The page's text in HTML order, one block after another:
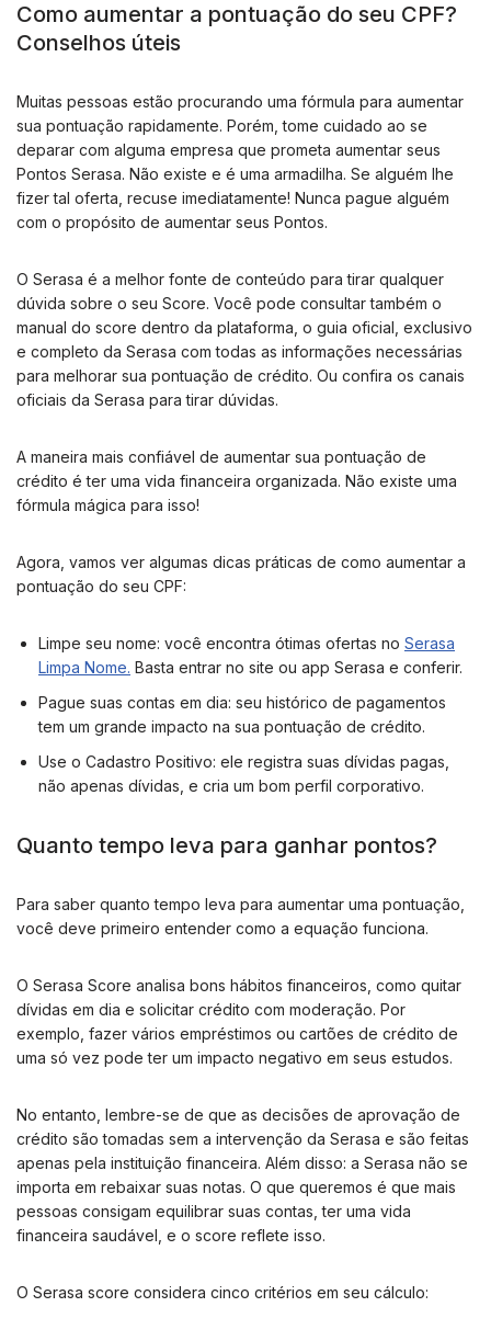
Como aumentar a pontuação do seu CPF?
Conselhos úteis
Muitas pessoas estão procurando uma fórmula para aumentar
sua pontuação rapidamente. Porém, tome cuidado ao se
deparar com alguma empresa que prometa aumentar seus
Pontos Serasa. Não existe e é uma armadilha. Se alguém lhe
fizer tal oferta, recuse imediatamente! Nunca pague alguém
com o propósito de aumentar seus Pontos.
O Serasa é a melhor fonte de conteúdo para tirar qualquer
dúvida sobre o seu Score. Você pode consultar também o
manual do score dentro da plataforma, o guia oficial, exclusivo
e completo da Serasa com todas as informações necessárias
para melhorar sua pontuação de crédito. Ou confira os canais
oficiais da Serasa para tirar dúvidas.
A maneira mais confiável de aumentar sua pontuação de
crédito é ter uma vida financeira organizada. Não existe uma
fórmula mágica para isso!
Agora, vamos ver algumas dicas práticas de como aumentar a
pontuação do seu CPF:
Limpe seu nome: você encontra ótimas ofertas no Serasa
Limpa Nome. Basta entrar no site ou app Serasa e conferir.
Pague suas contas em dia: seu histórico de pagamentos
tem um grande impacto na sua pontuação de crédito.
Use o Cadastro Positivo: ele registra suas dívidas pagas,
não apenas dívidas, e cria um bom perfil corporativo.
Quanto tempo leva para ganhar pontos?
Para saber quanto tempo leva para aumentar uma pontuação,
você deve primeiro entender como a equação funciona.
O Serasa Score analisa bons hábitos financeiros, como quitar
dívidas em dia e solicitar crédito com moderação. Por
exemplo, fazer vários empréstimos ou cartões de crédito de
uma só vez pode ter um impacto negativo em seus estudos.
No entanto, lembre-se de que as decisões de aprovação de
crédito são tomadas sem a intervenção da Serasa e são feitas
apenas pela instituição financeira. Além disso: a Serasa não se
importa em rebaixar suas notas. O que queremos é que mais
pessoas consigam equilibrar suas contas, ter uma vida
financeira saudável, e o score reflete isso.
O Serasa score considera cinco critérios em seu cálculo: